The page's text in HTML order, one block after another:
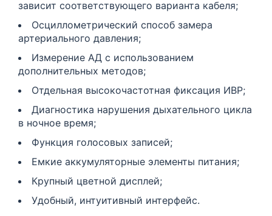
зависит соответствующего варианта кабеля;
Осциллометрический способ замера
артериального давления;
Измерение АД с использованием
дополнительных методов;
Отдельная высокочастотная фиксация ИВР;
Диагностика нарушения дыхательного цикла
в ночное время;
Функция голосовых записей;
Емкие аккумуляторные элементы питания;
Крупный цветной дисплей;
Удобный, интуитивный интерфейс.